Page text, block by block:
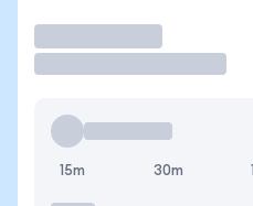
15m 30m